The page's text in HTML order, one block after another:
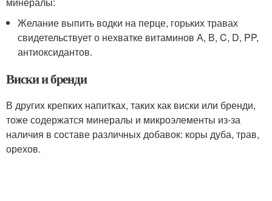
Желание выпить водки на перце, горьких травах
свидетельствует о нехватке витаминов А, В, C, D, PP,
антиоксидантов.
Виски и бренди
В других крепких напитках, таких как виски или бренди,
тоже содержатся минералы и микроэлементы из-за
наличия в составе различных добавок: коры дуба, трав,
орехов.